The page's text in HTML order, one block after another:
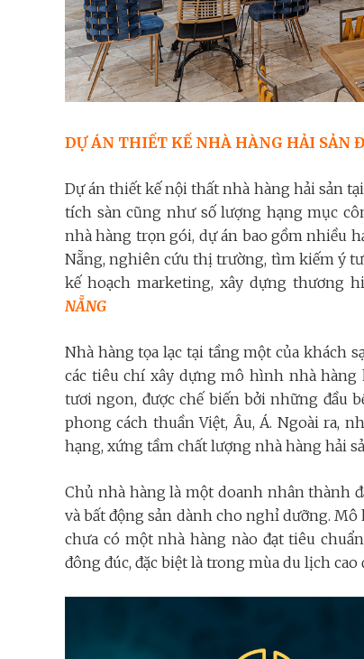
DỰ ÁN THIẾT KẾ NHÀ HÀNG HẢI SẢN
Dự án thiết kế nội thất nhà hàng hải sản
tích sàn cũng như số lượng hạng mục
nhà hàng trọn gói, dự án bao gồm nhiều
Nẵng, nghiên cứu thị trường, tìm kiếm ý
kế hoạch marketing, xây dựng thương
NẴNG
Nhà hàng tọa lạc tại tầng một của khách
các tiêu chí xây dựng mô hình nhà hàng
tươi ngon, được chế biến bởi những đầu
phong cách thuần Việt, Âu, Á. Ngoài ra,
hạng, xứng tầm chất lượng nhà hàng hải
Chủ nhà hàng là một doanh nhân thành
và bất động sản dành cho nghỉ dưỡng.
chưa có một nhà hàng nào đạt tiêu
đông đúc, đặc biệt là trong mùa du lịch cao